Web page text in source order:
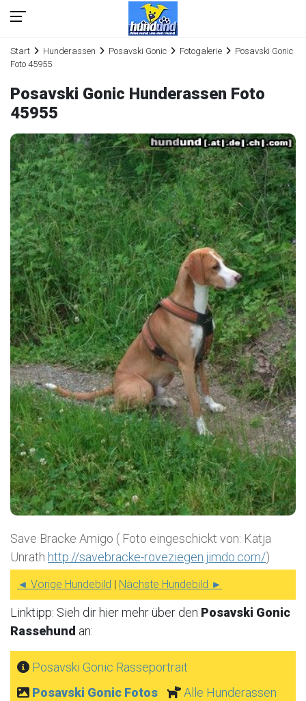
Start Hunderassen Posavski Gonic Fotogalerie
Posavski Gonic
Foto 45955
Posavski Gonic Hunderassen Foto
45955
Save Bracke Amigo ( Foto eingeschickt von: Katja
Unrath http://savebracke-roveziegen.jimdo.com/)
◄ Vorige Hundebild Nächste Hundebild ►
Linktipp: Sieh dir hier mehr über den Posavski Gonic
Rassehund an:
Posavski Gonic Rasseportrait
Posavski Gonic Fotos
Alle Hunderassen